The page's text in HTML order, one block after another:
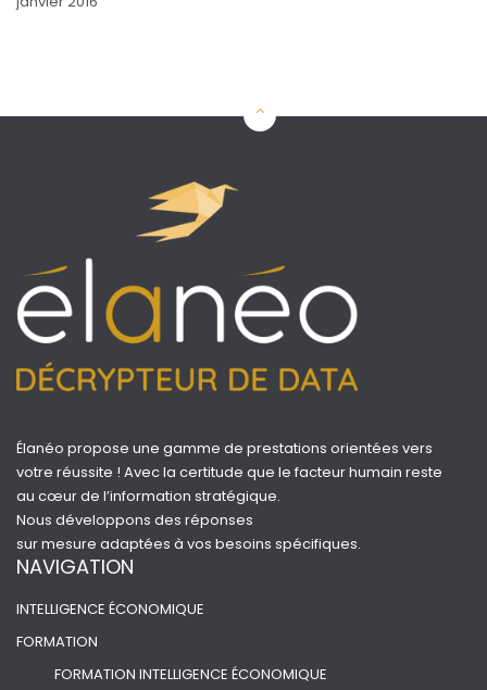
Élanéo propose une gamme de prestations orientées vers
votre réussite ! Avec la certitude que le facteur humain reste
au cœur de l’information stratégique.
Nous développons des réponses
sur mesure adaptées à vos besoins spécifiques.
NAVIGATION
INTELLIGENCE ÉCONOMIQUE
FORMATION
FORMATION INTELLIGENCE ÉCONOMIQUE